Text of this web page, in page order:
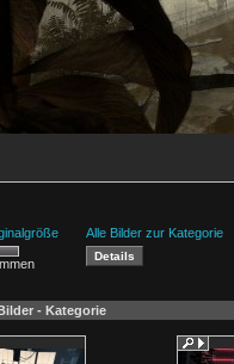
Alle Bilder zur Kategorie
- Kategorie